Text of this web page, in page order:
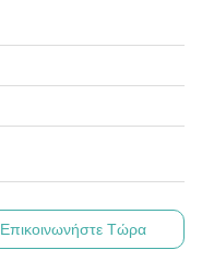
Επικοινωνήστε Τώρα